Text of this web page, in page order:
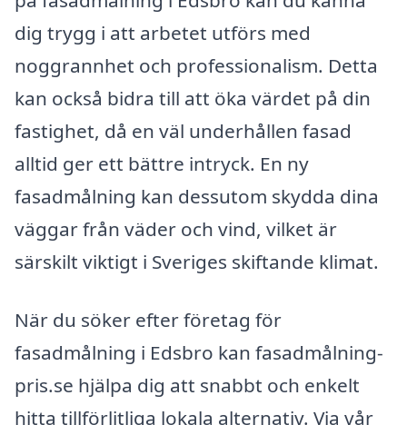
dig trygg i att arbetet utförs med
noggrannhet och professionalism. Detta
kan också bidra till att öka värdet på din
fastighet, då en väl underhållen fasad
alltid ger ett bättre intryck. En ny
fasadmålning kan dessutom skydda dina
väggar från väder och vind, vilket är
särskilt viktigt i Sveriges skiftande klimat.
När du söker efter företag för
fasadmålning i Edsbro kan fasadmålning-
pris.se hjälpa dig att snabbt och enkelt
hitta tillförlitliga lokala alternativ. Via vår